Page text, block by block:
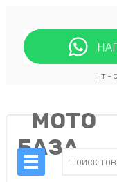
Пт -
МОТО
БАЗА